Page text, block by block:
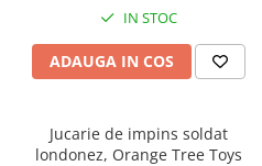
IN STOC
ADAUGA IN COS
Jucarie de impins soldat
londonez, Orange Tree Toys